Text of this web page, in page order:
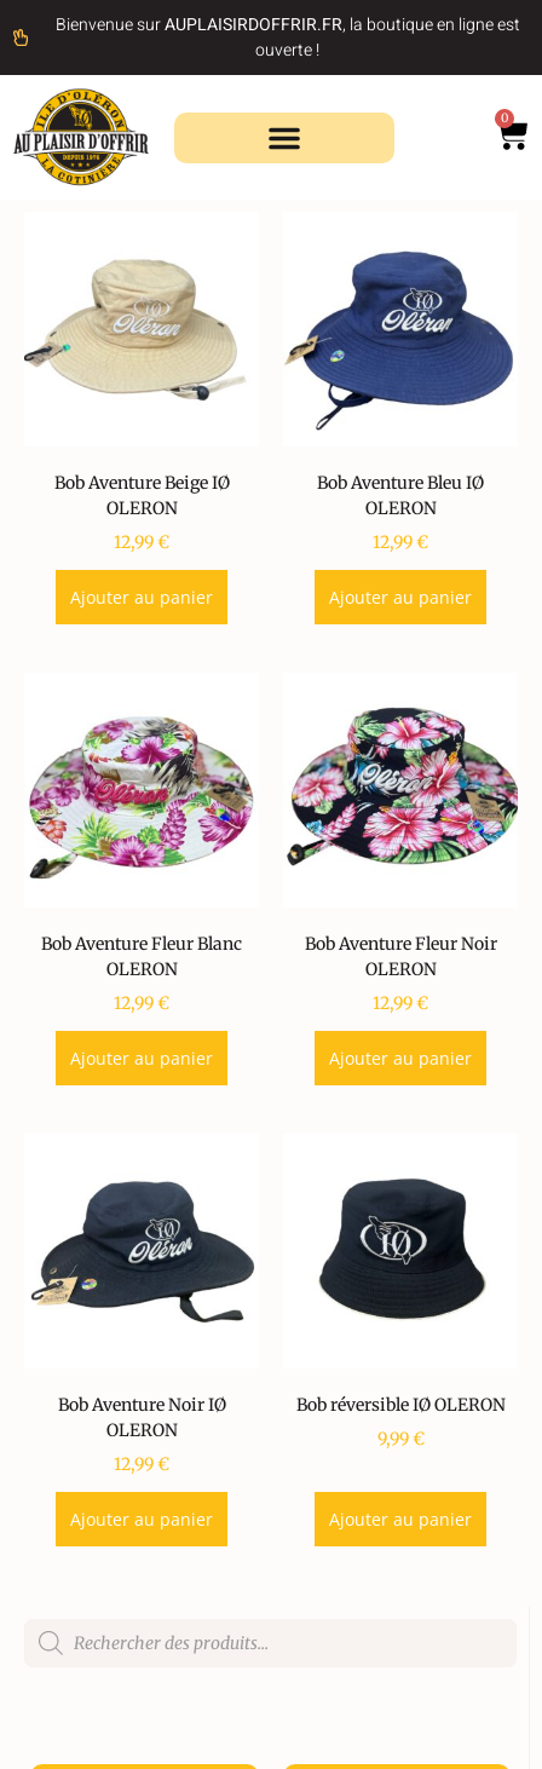
Bienvenue surAUPLAISIRDOFFRIR.FR, la boutique en ligne est
ouverte !
0
Bob Aventure Beige IØ
OLERON
12,99€
Ajouter au panier
Bob Aventure Bleu IØ
OLERON
12,99€
Ajouter au panier
Bob Aventure Fleur Blanc
OLERON
12,99€
Ajouter au panier
Bob Aventure Fleur Noir
OLERON
12,99€
Ajouter au panier
Bob Aventure Noir IØ
OLERON
12,99€
Ajouter au panier
Bob réversible IØ OLERON
9,99€
Ajouter au panier